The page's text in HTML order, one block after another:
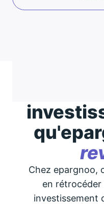
Chez epargnoo,
en
investissement